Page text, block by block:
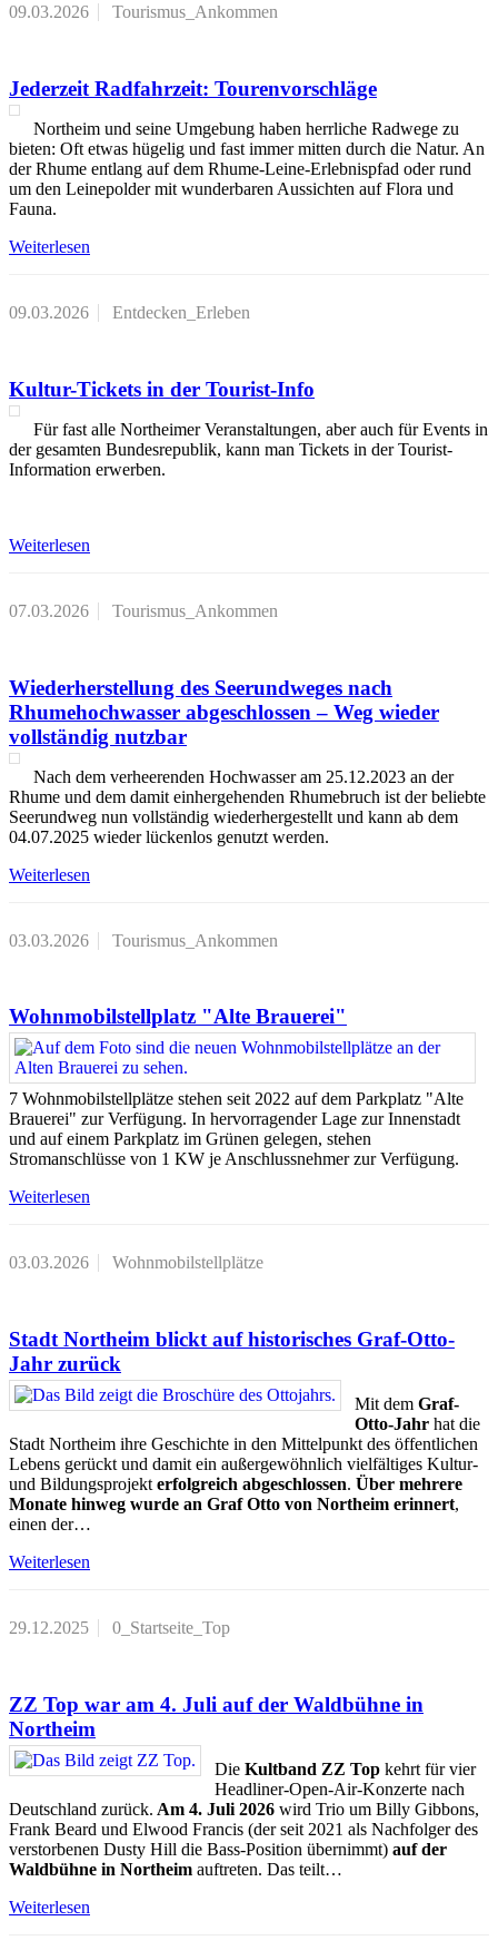
09.03.2026 Tourismus_Ankommen
Jederzeit Radfahrzeit: Tourenvorschläge
Northeim und seine Umgebung haben herrliche Radwege zu
bieten: Oft etwas hügelig und fast immer mitten durch die Natur. An
der Rhume entlang auf dem Rhume-Leine-Erlebnispfad oder rund
um den Leinepolder mit wunderbaren Aussichten auf Flora und
Fauna.
Weiterlesen
09.03.2026 Entdecken_Erleben
Kultur-Tickets in der Tourist-Info
Für fast alle Northeimer Veranstaltungen, aber auch für Events in
der gesamten Bundesrepublik, kann man Tickets in der Tourist-
Information erwerben.
Weiterlesen
07.03.2026 Tourismus_Ankommen
Wiederherstellung des Seerundweges nach
Rhumehochwasser abgeschlossen – Weg wieder
vollständig nutzbar
Nach dem verheerenden Hochwasser am 25.12.2023 an der
Rhume und dem damit einhergehenden Rhumebruch ist der beliebte
Seerundweg nun vollständig wiederhergestellt und kann ab dem
04.07.2025 wieder lückenlos genutzt werden.
Weiterlesen
03.03.2026 Tourismus_Ankommen
Wohnmobilstellplatz "Alte Brauerei"
7 Wohnmobilstellplätze stehen seit 2022 auf dem Parkplatz "Alte
Brauerei" zur Verfügung. In hervorragender Lage zur Innenstadt
und auf einem Parkplatz im Grünen gelegen, stehen
Stromanschlüsse von 1 KW je Anschlussnehmer zur Verfügung.
Weiterlesen
03.03.2026 Wohnmobilstellplätze
Stadt Northeim blickt auf historisches Graf-Otto-
Jahr zurück
Mit dem Graf-
Otto-Jahr hat die
Stadt Northeim ihre Geschichte in den Mittelpunkt des öffentlichen
Lebens gerückt und damit ein außergewöhnlich vielfältiges Kultur-
und Bildungsprojekt erfolgreich abgeschlossen. Über mehrere
Monate hinweg wurde an Graf Otto von Northeim erinnert,
einen der…
Weiterlesen
29.12.2025 0_Startseite_Top
ZZ Top war am 4. Juli auf der Waldbühne in
Northeim
Die Kultband ZZ Top kehrt für vier
Headliner-Open-Air-Konzerte nach
Deutschland zurück. Am 4. Juli 2026 wird Trio um Billy Gibbons,
Frank Beard und Elwood Francis (der seit 2021 als Nachfolger des
verstorbenen Dusty Hill die Bass-Position übernimmt) auf der
Waldbühne in Northeim auftreten. Das teilt…
Weiterlesen